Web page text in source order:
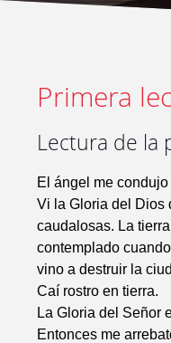
Primera
Lectura de la
El ángel me
Vi la Gloria del Dios
caudalosas. La
contemplado cuando
vino a destruir la
Caí rostro en tierra.
La Gloria del Señor
Entonces me